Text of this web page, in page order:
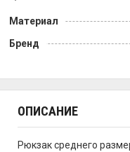
Материал
Бренд
ОПИСАНИЕ
Рюкзак среднего